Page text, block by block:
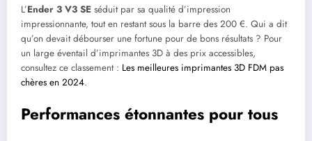
L’Ender 3 V3 SE séduit par sa qualité d’impression
impressionnante, tout en restant sous la barre des 200 €. Qui a dit
qu’on devait débourser une fortune pour de bons résultats ? Pour
un large éventail d’imprimantes 3D à des prix accessibles,
consultez ce classement : Les meilleures imprimantes 3D FDM pas
chères en 2024.
Performances étonnantes pour tous